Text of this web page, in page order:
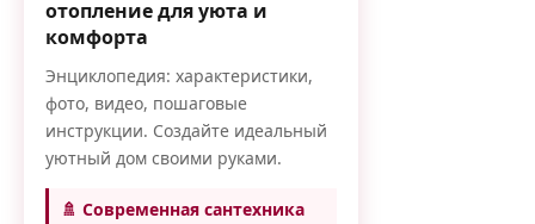
отопление для уюта и
комфорта
Энциклопедия: характеристики,
фото, видео, пошаговые
инструкции. Создайте идеальный
уютный дом своими руками.
🚿 Современная сантехника